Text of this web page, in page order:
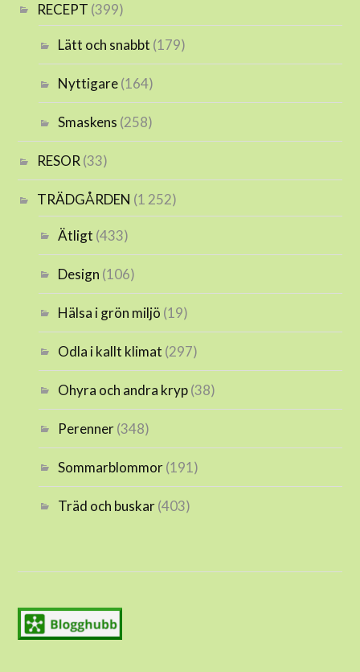
RECEPT (399)
Lätt och snabbt (179)
Nyttigare(164)
Smaskens (258)
RESOR(33)
TRÄDGÅRDEN (1 252)
Ätligt (433)
Design (106)
Hälsa i grön miljö (19)
Odla i kallt klimat (297)
Ohyra och andra kryp(38)
Perenner(348)
Sommarblommor(191)
Träd och buskar(403)